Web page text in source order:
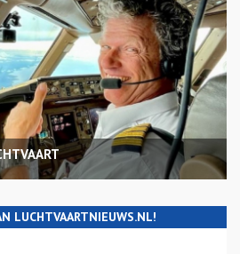
LUCHTVAARTNIEUWS.NL!